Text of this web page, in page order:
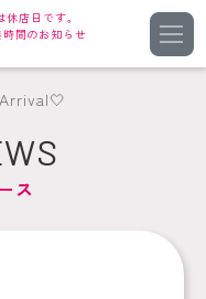
休店日です。
間のお知らせ
ス